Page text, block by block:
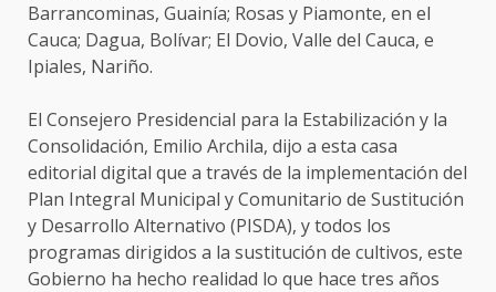
Barrancominas, Guainía; Rosas y Piamonte, en el
Cauca; Dagua, Bolívar; El Dovio, Valle del Cauca, e
Ipiales, Nariño.
El Consejero Presidencial para la Estabilización y la
Consolidación, Emilio Archila, dijo a esta casa
editorial digital que a través de la implementación del
Plan Integral Municipal y Comunitario de Sustitución
y Desarrollo Alternativo (PISDA), y todos los
programas dirigidos a la sustitución de cultivos, este
Gobierno ha hecho realidad lo que hace tres años